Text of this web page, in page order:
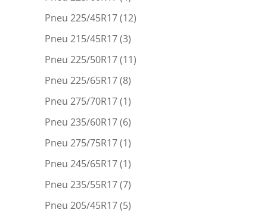
Pneu 225/45R17(12)
Pneu 215/45R17(3)
Pneu 225/50R17(11)
Pneu 225/65R17(8)
Pneu 275/70R17(1)
Pneu 235/60R17(6)
Pneu 275/75R17(1)
Pneu 245/65R17(1)
Pneu 235/55R17(7)
Pneu 205/45R17(5)